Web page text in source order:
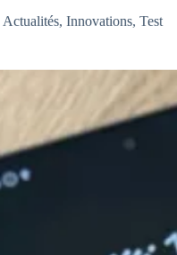
Actualités, Innovations, Test